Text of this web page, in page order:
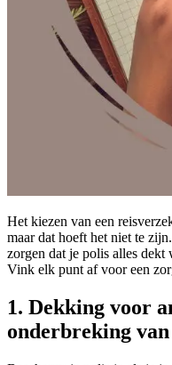
Het kiezen van een
maar dat hoeft het niet te
zorgen dat je polis alles
Vink elk punt af voor een
1. Dekking voor
onderbreking